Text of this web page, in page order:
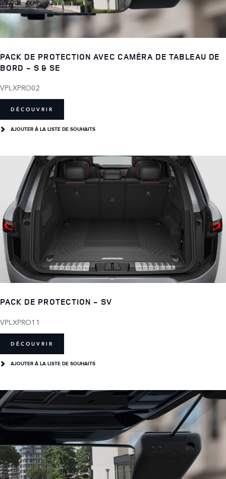
PACK DE PROTECTION AVEC CAMÉRA DE TABLEAU DE
BORD - S & SE
VPLXPRO02
DÉCOUVRIR
AJOUTER Â LA LISTE DE SOUHAITS
PACK DE PROTECTION - SV
VPLXPRO11
DÉCOUVRIR
AJOUTER Â LA LISTE DE SOUHAITS